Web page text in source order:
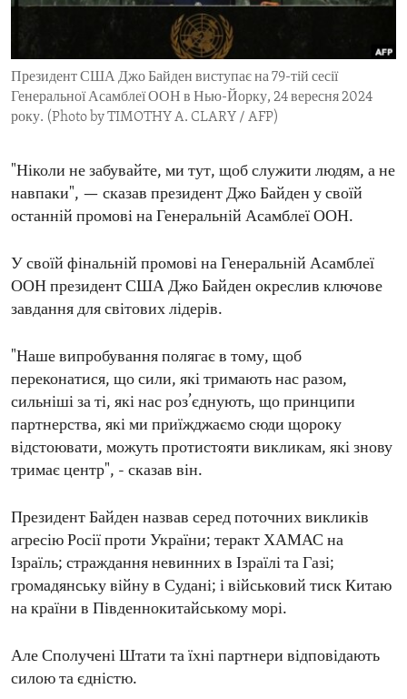
ENVIRONMENT AND HEALTH
IDEALS AND INSTITUTIONS
Президент США Джо Байден виступає на 79-тій сесії
Генеральної Асамблеї ООН в Нью-Йорку, 24 вересня 2024
року. (Photo by TIMOTHY A. CLARY / AFP)
"Ніколи не забувайте, ми тут, щоб служити людям, а не
навпаки", — сказав президент Джо Байден у своїй
останній промові на Генеральній Асамблеї ООН.
У своїй фінальній промові на Генеральній Асамблеї
ООН президент США Джо Байден окреслив ключове
завдання для світових лідерів.
"Наше випробування полягає в тому, щоб
переконатися, що сили, які тримають нас разом,
сильніші за ті, які нас роз’єднують, що принципи
партнерства, які ми приїжджаємо сюди щороку
відстоювати, можуть протистояти викликам, які знову
тримає центр", - сказав він.
Президент Байден назвав серед поточних викликів
агресію Росії проти України; теракт ХАМАС на
Ізраїль; страждання невинних в Ізраїлі та Газі;
громадянську війну в Судані; і військовий тиск Китаю
на країни в Південнокитайському морі.
Але Сполучені Штати та їхні партнери відповідають
силою та єдністю.